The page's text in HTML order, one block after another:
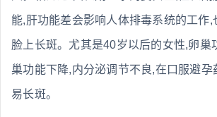
能,肝功能差会影响人体排毒系统的工作,
脸上长斑。尤其是40岁以后的女性,卵巢
巢功能下降,内分泌调节不良,在口服避孕
易长斑。